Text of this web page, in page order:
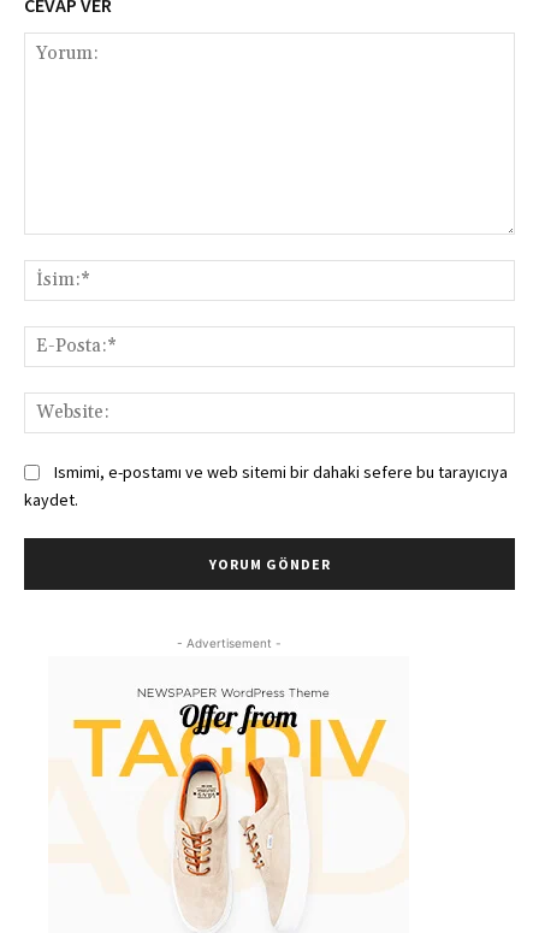
Ismimi, e-postamı ve web sitemi bir dahaki sefere bu tarayıcıya
kaydet.
- Advertisement -